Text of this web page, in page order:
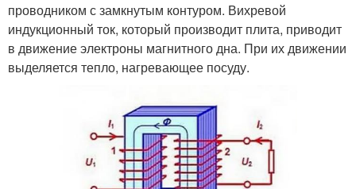
проводником с замкнутым контуром. Вихревой
индукционный ток, который производит плита, приводит
в движение электроны магнитного дна. При их движении
выделяется тепло, нагревающее посуду.